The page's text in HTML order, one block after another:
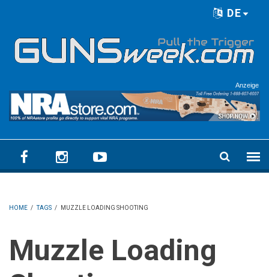
DE
Anzeige
HOME / TAGS / MUZZLE LOADING SHOOTING
Muzzle Loading